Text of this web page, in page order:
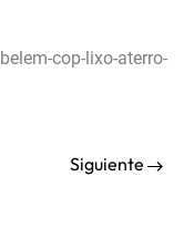
cop-lixo-aterro-
Siguiente